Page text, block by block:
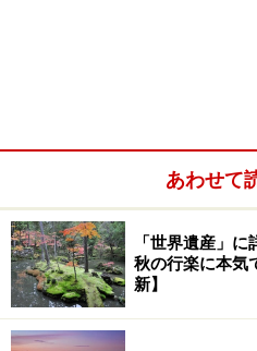
あわせて
「世界遺産」
秋の行楽に本気
新】